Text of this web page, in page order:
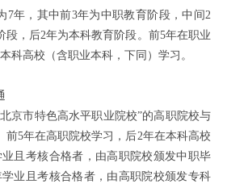
7年，其中前3年为中职教育阶段，中间2
段，后2年为本科教育阶段。前5年在职业
科高校（含职业本科，下同）学习。
京市特色高水平职业院校”的高职院校与
前5年在高职院校学习，后2年在本科高校
且考核合格者，由高职院校颁发中职毕
业且考核合格者，由高职院校颁发专科